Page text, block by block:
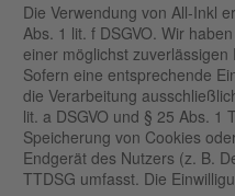
Die Verwendung von All-Inkl
Abs. 1 lit. f DSGVO. Wir
einer möglichst
Sofern eine entsprechende
die Verarbeitung
lit. a DSGVO und § 25 Abs. 1
Speicherung von Cookies
Endgerät des Nutzers (z. B.
TTDSG umfasst. Die